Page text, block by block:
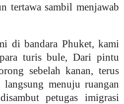
tertawa sambil menjawab
di bandara Phuket, kami
turis bule, Dari pintu
sebelah kanan, terus
menuju ruangan
petugas imigrasi